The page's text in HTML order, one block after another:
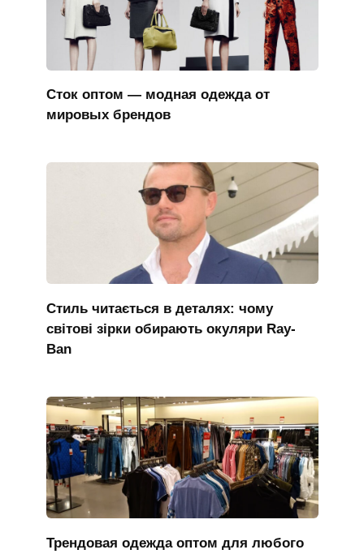
Сток оптом — модная одежда от
мировых брендов
Стиль читається в деталях: чому
світові зірки обирають окуляри Ray-
Ban
Трендовая одежда оптом для любого